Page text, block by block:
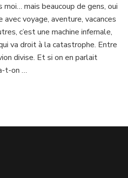
moi… mais beaucoup de gens, oui
avec voyage, aventure, vacances
c’est une machine infernale,
va droit à la catastrophe. Entre
divise. Et si on en parlait
t-on …